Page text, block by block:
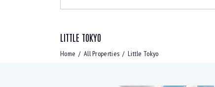
Bedrooms
LITTLE TOKYO
Home All Properties Little Tokyo